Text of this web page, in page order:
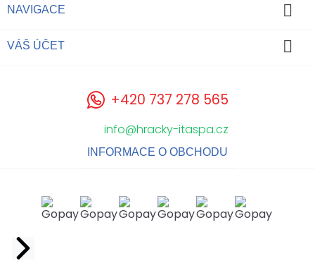
NAVIGACE 
VÁŠ ÚČET 
+420 737 278 565
info@hracky-itaspa.cz
INFORMACE O OBCHODU